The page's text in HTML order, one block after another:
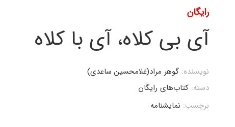
رایگان
آی بی کلاه، آی با کلاه
نویسنده:گوهر مراد(غلامحسین ساعدی)
دسته: کتاب‌های رایگان
برچسب: نمایشنامه